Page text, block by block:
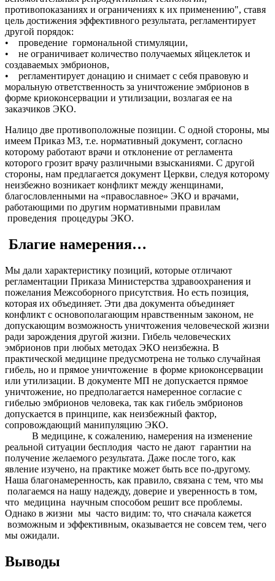
противопоказаниях и ограничениях к их применению", ставя
цель достижения эффективного результата, регламентирует
другой порядок:
• проведение гормональной стимуляции,
• не ограничивает количество получаемых яйцеклеток и
создаваемых эмбрионов,
• регламентирует донацию и снимает с себя правовую и
моральную ответственность за уничтожение эмбрионов в
форме криоконсервации и утилизации, возлагая ее на
заказчиков ЭКО.
Налицо две противоположные позиции. С одной стороны, мы
имеем Приказ МЗ, т.е. нормативный документ, согласно
которому работают врачи и отклонение от регламента
которого грозит врачу различными взысканиями. С другой
стороны, нам предлагается документ Церкви, следуя которому
неизбежно возникает конфликт между женщинами,
благословленными на «православное» ЭКО и врачами,
работающими по другим нормативными правилам
проведения процедуры ЭКО.
Благие намерения…
Мы дали характеристику позиций, которые отличают
регламентации Приказа Министерства здравоохранения и
пожелания Межсоборного присутствия. Но есть позиция,
которая их объединяет. Эти два документа объединяет
конфликт с основополагающим нравственным законом, не
допускающим возможность уничтожения человеческой жизни
ради зарождения другой жизни. Гибель человеческих
эмбрионов при любых методах ЭКО неизбежна. В
практической медицине предусмотрена не только случайная
гибель, но и прямое уничтожение в форме криоконсервации
или утилизации. В документе МП не допускается прямое
уничтожение, но предполагается намеренное согласие с
гибелью эмбрионов человека, так как гибель эмбрионов
допускается в принципе, как неизбежный фактор,
сопровождающий манипуляцию ЭКО.
В медицине, к сожалению, намерения на изменение
реальной ситуации бесплодия часто не дают гарантии на
получение желаемого результата. Даже после того, как
явление изучено, на практике может быть все по-другому.
Наша благонамеренность, как правило, связана с тем, что мы
полагаемся на нашу надежду, доверие и уверенность в том,
что медицина научным способом решит все проблемы.
Однако в жизни мы часто видим: то, что сначала кажется
возможным и эффективным, оказывается не совсем тем, чего
мы ожидали.
Выводы